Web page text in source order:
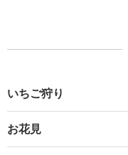
いちご狩り
お花見